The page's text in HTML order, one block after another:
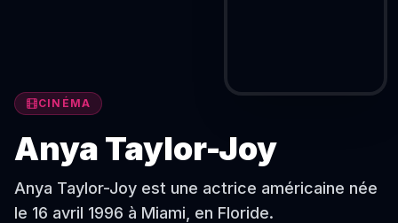
CINÉMA
Anya Taylor-Joy
Anya Taylor-Joy est une actrice américaine née
le 16 avril 1996 à Miami, en Floride.